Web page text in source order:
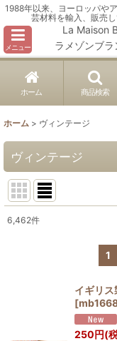
1988年以来、ヨーロッパや
芸材料を輸入、販売
メニュー
La Maison
ラメゾンブ
ホーム 商品検索
ホーム > ヴィンテージ
ヴィンテージ
6,462件
1
イギリ
[
250円(